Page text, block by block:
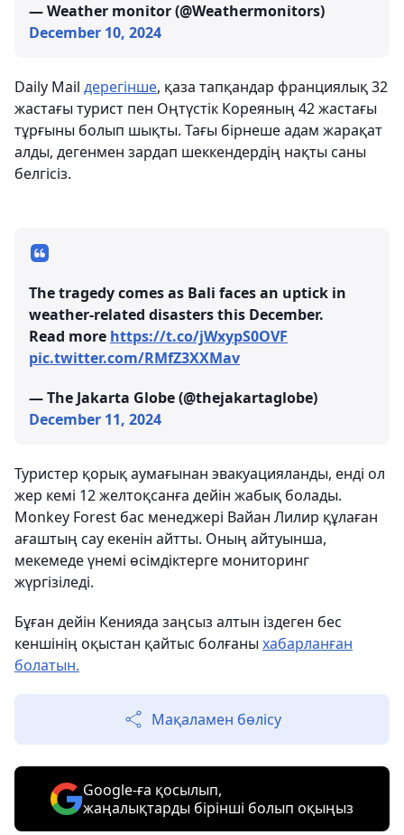
— Weather monitor (@Weathermonitors)
December 10, 2024
Daily Mail дерегінше, қаза тапқандар франциялық 32
жастағы турист пен Оңтүстік Кореяның 42 жастағы
тұрғыны болып шықты. Тағы бірнеше адам жарақат
алды, дегенмен зардап шеккендердің нақты саны
белгісіз.
The tragedy comes as Bali faces an uptick in
weather-related disasters this December.
Read more https://t.co/jWxypS0OVF
pic.twitter.com/RMfZ3XXMav
— The Jakarta Globe (@thejakartaglobe)
December 11, 2024
Туристер қорық аумағынан эвакуацияланды, енді ол
жер кемі 12 желтоқсанға дейін жабық болады.
Monkey Forest бас менеджері Вайан Лилир құлаған
ағаштың сау екенін айтты. Оның айтуынша,
мекемеде үнемі өсімдіктерге мониторинг
жүргізіледі.
Бұған дейін Кенияда заңсыз алтын іздеген бес
кеншінің оқыстан қайтыс болғаны хабарланған
болатын.
Мақаламен бөлісу
Google-ға қосылып,
жаңалықтарды бірінші болып оқыңыз